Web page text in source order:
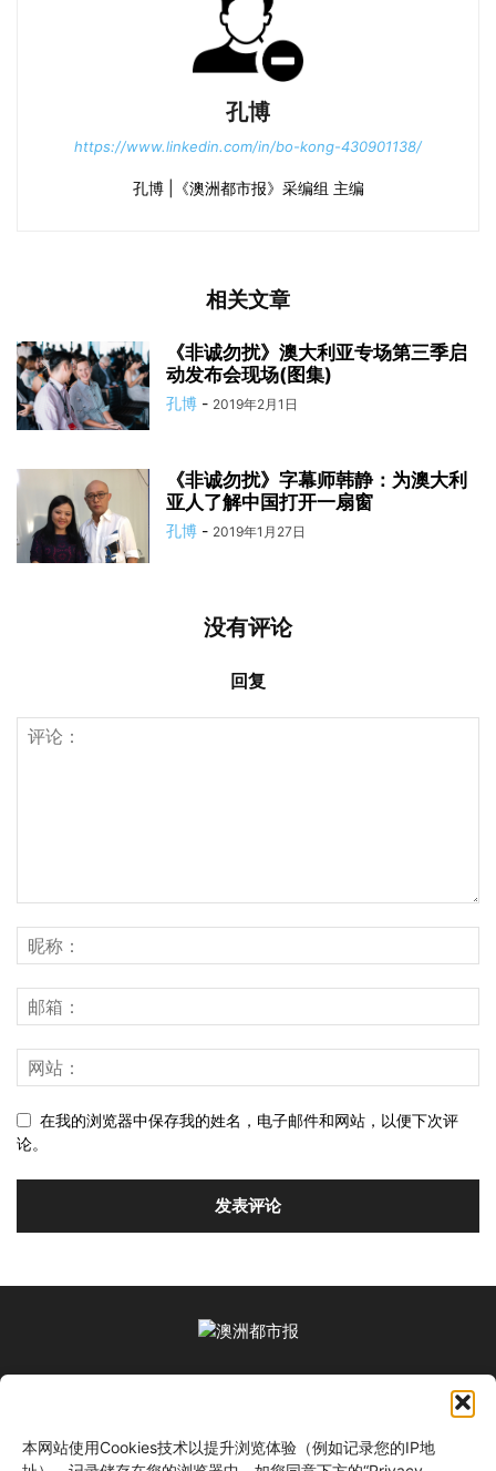
本网站使用Cookies技术以提升浏览体验（例如记录您的IP地
孔博
https://www.linkedin.com/in/bo-kong-430901138/
孔博 |《澳洲都市报》采编组 主编
相关文章
《非诚勿扰》澳大利亚专场第三季启
动发布会现场(图集)
孔博 - 2019年2月1日
《非诚勿扰》字幕师韩静：为澳大利
亚人了解中国打开一扇窗
孔博 - 2019年1月27日
没有评论
回复
在我的浏览器中保存我的姓名，电子邮件和网站，以便下次评
论。
关注我们